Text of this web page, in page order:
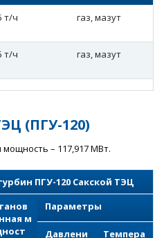
т/ч газ, мазут
т/ч газ, мазут
(ПГУ-120)
– 117,917 МВт.
ПГУ-120 Cакской ТЭЦ
м
Параметры
Давлени
Темпера